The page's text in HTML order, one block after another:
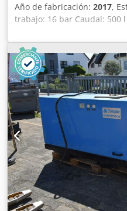
Año de fabricación: 2017,
trabajo: 16 bar Caudal: 500
comprimido Temp. mín. TS:
datos técnicos provienen
por lo tanto, son no
reservamos el derecho a la
exclusivamente nuestras
venta. Csdpjzawh Dofx
máquinas propias en stock
de almacenamiento,
10.000 artículos de
máquinas, líneas de
en contactarnos.
página web. Las visitas son
su visita. Su equipo de